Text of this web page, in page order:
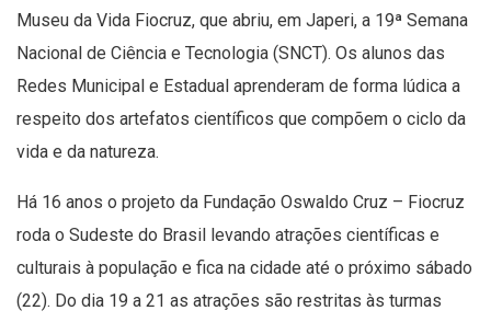
Museu da Vida Fiocruz, que abriu, em Japeri, a 19ª Semana
Nacional de Ciência e Tecnologia (SNCT). Os alunos das
Redes Municipal e Estadual aprenderam de forma lúdica a
respeito dos artefatos científicos que compõem o ciclo da
vida e da natureza.
Há 16 anos o projeto da Fundação Oswaldo Cruz – Fiocruz
roda o Sudeste do Brasil levando atrações científicas e
culturais à população e fica na cidade até o próximo sábado
(22). Do dia 19 a 21 as atrações são restritas às turmas